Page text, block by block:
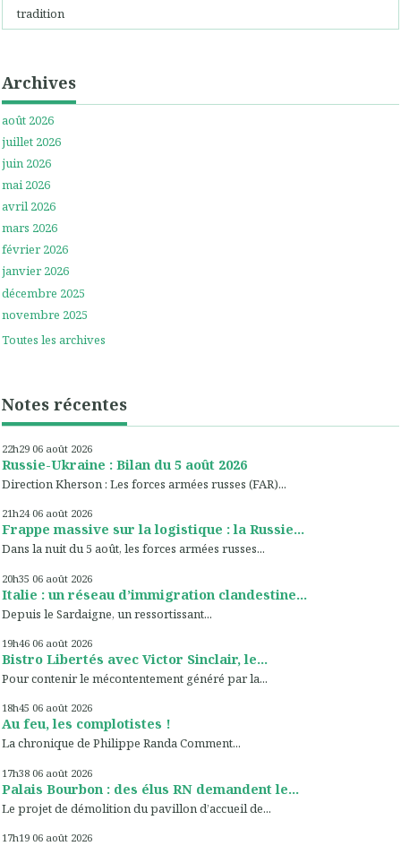
tradition
Archives
août 2026
juillet 2026
juin 2026
mai 2026
avril 2026
mars 2026
février 2026
janvier 2026
décembre 2025
novembre 2025
Toutes les archives
Notes récentes
22h29 06 août 2026
Russie-Ukraine : Bilan du 5 août 2026
Direction Kherson : Les forces armées russes (FAR)...
21h24 06 août 2026
Frappe massive sur la logistique : la Russie...
Dans la nuit du 5 août, les forces armées russes...
20h35 06 août 2026
Italie : un réseau d’immigration clandestine...
Depuis le Sardaigne, un ressortissant...
19h46 06 août 2026
Bistro Libertés avec Victor Sinclair, le...
Pour contenir le mécontentement généré par la...
18h45 06 août 2026
Au feu, les complotistes !
La chronique de Philippe Randa Comment...
17h38 06 août 2026
Palais Bourbon : des élus RN demandent le...
Le projet de démolition du pavillon d’accueil de...
17h19 06 août 2026